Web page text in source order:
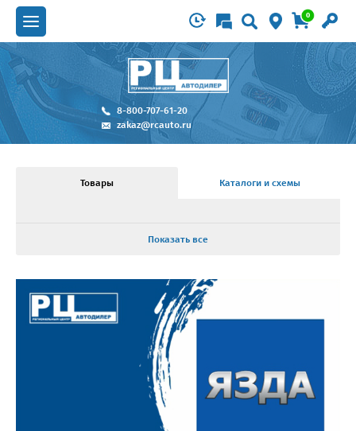
0
8-800-707-61-20
zakaz@rcauto.ru
Товары Каталоги и схемы
Показать все